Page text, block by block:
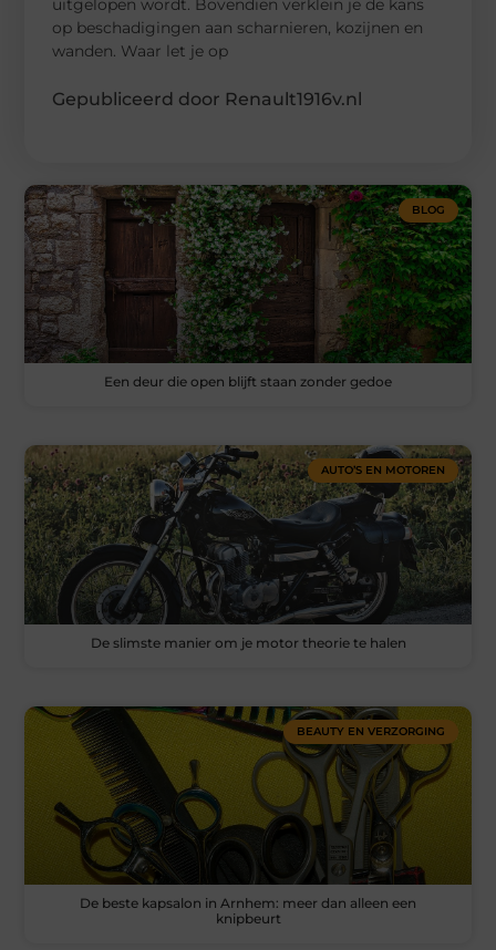
uitgelopen wordt. Bovendien verklein je de kans
op beschadigingen aan scharnieren, kozijnen en
wanden. Waar let je op
Gepubliceerd door Renault1916v.nl
BLOG
Een deur die open blijft staan zonder gedoe
AUTO’S EN MOTOREN
De slimste manier om je motor theorie te halen
BEAUTY EN VERZORGING
De beste kapsalon in Arnhem: meer dan alleen een
knipbeurt